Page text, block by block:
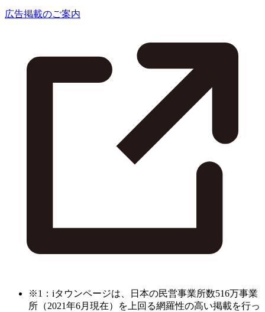
広告掲載のご案内
※1：iタウンページは、日本の民営事業所数516万事業
所（2021年6月現在）を上回る網羅性の高い掲載を行っ